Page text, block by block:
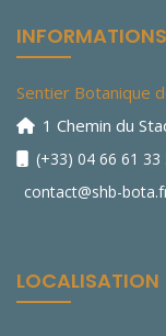
Sentier Botanique
1 Chemin du
(+33) 04 66 61 33
contact@shb-
LOCALISATION